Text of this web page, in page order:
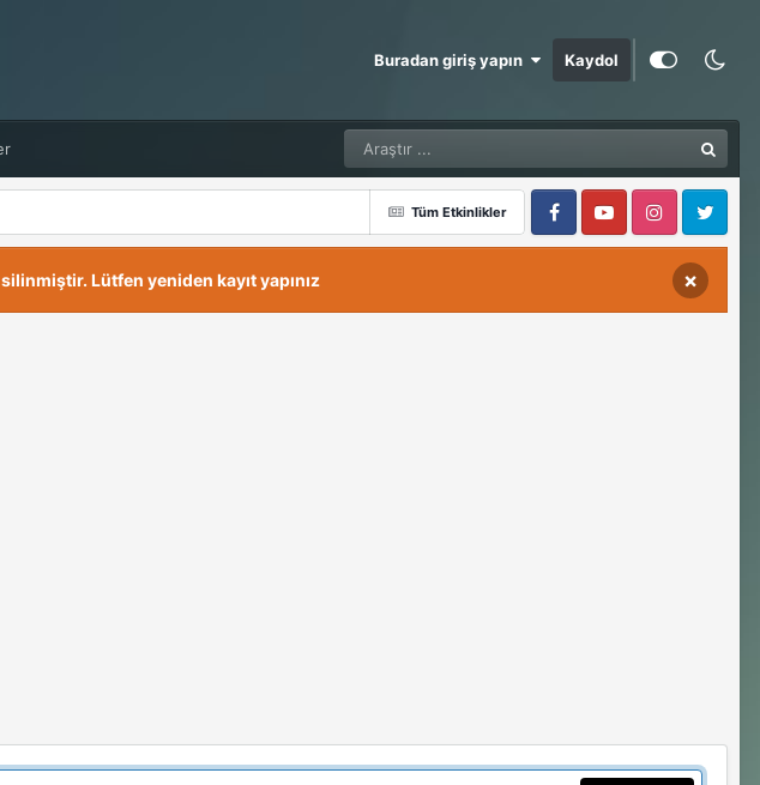
Buradan giriş yapın Kaydol
Tüm Etkinlikler
FacebookYoutube InstagramTwitter
Lütfen yeniden kayıt yapınız ×